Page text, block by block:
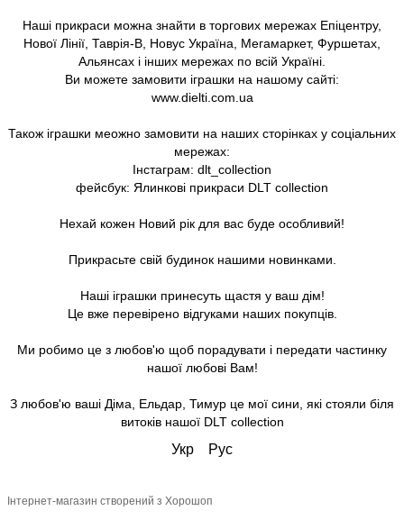
Наші прикраси можна знайти в торгових мережах Епіцентру,
Нової Лінії, Таврія-В, Новус Україна, Мегамаркет, Фуршетах,
Альянсах і інших мережах по всій Україні.
Ви можете замовити іграшки на нашому сайті:
www.dielti.com.ua
Також іграшки меожно замовити на наших сторінках у соціальних
мережах:
Інстаграм: dlt_collection
фейсбук: Ялинкові прикраси DLT collection
Нехай кожен Новий рік для вас буде особливий!
Прикрасьте свій будинок нашими новинками.
Наші іграшки принесуть щастя у ваш дім!
Це вже перевірено відгуками наших покупців.
Ми робимо це з любов'ю щоб порадувати і передати частинку
нашої любові Вам!
З любов'ю ваші Діма, Ельдар, Тимур це мої сини, які стояли біля
витоків нашої DLT collection
Укр Рус
Інтернет-магазин створений з Хорошоп